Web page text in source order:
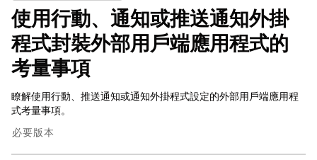
使用行動、通知或推送通知外掛
程式封裝外部用戶端應用程式的
考量事項
瞭解使用行動、推送通知或通知外掛程式設定的外部用戶端應用程
式考量事項。
必要版本